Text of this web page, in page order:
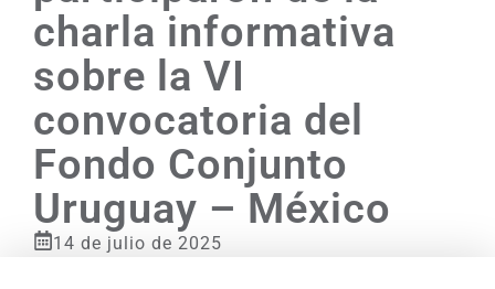
charla informativa
sobre la VI
convocatoria del
Fondo Conjunto
Uruguay – México
14 de julio de 2025